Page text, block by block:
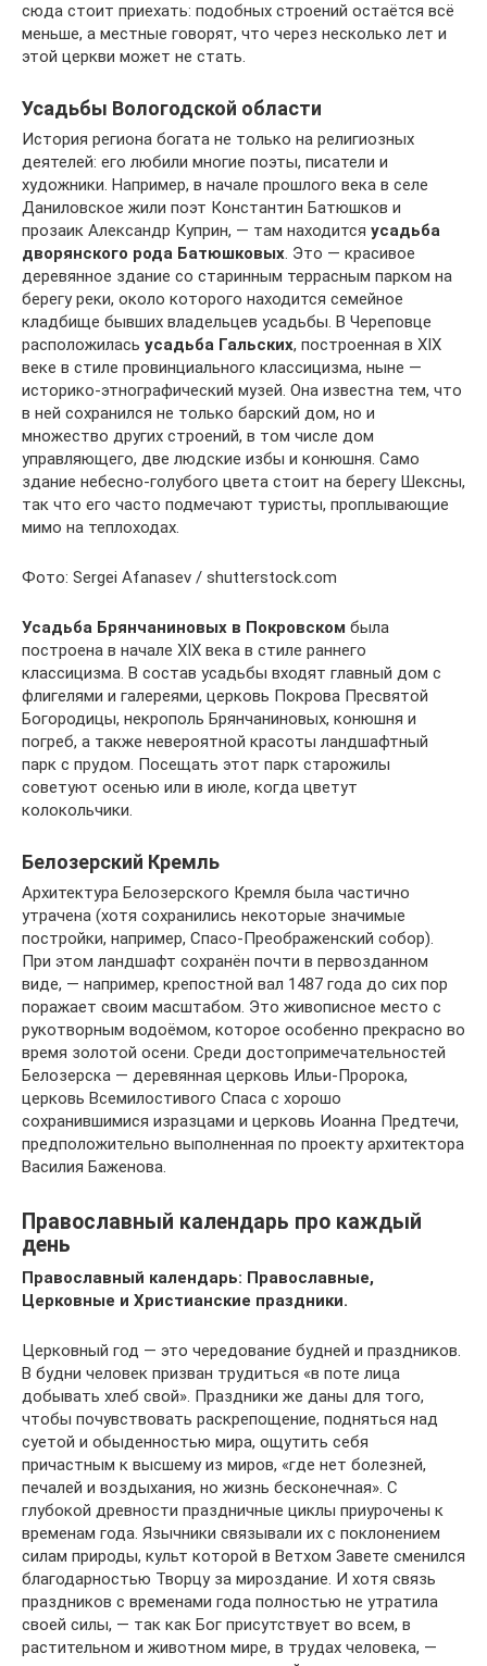
сюда стоит приехать: подобных строений остаётся всё
меньше, а местные говорят, что через несколько лет и
этой церкви может не стать.
Усадьбы Вологодской области
История региона богата не только на религиозных
деятелей: его любили многие поэты, писатели и
художники. Например, в начале прошлого века в селе
Даниловское жили поэт Константин Батюшков и
прозаик Александр Куприн, — там находится усадьба
дворянского рода Батюшковых. Это — красивое
деревянное здание со старинным террасным парком на
берегу реки, около которого находится семейное
кладбище бывших владельцев усадьбы. В Череповце
расположилась усадьба Гальских, построенная в XIX
веке в стиле провинциального классицизма, ныне —
историко-этнографический музей. Она известна тем, что
в ней сохранился не только барский дом, но и
множество других строений, в том числе дом
управляющего, две людские избы и конюшня. Само
здание небесно-голубого цвета стоит на берегу Шексны,
так что его часто подмечают туристы, проплывающие
мимо на теплоходах.
Фото: Sergei Afanasev / shutterstock.com
Усадьба Брянчаниновых в Покровском была
построена в начале XIX века в стиле раннего
классицизма. В состав усадьбы входят главный дом с
флигелями и галереями, церковь Покрова Пресвятой
Богородицы, некрополь Брянчаниновых, конюшня и
погреб, а также невероятной красоты ландшафтный
парк с прудом. Посещать этот парк старожилы
советуют осенью или в июле, когда цветут
колокольчики.
Белозерский Кремль
Архитектура Белозерского Кремля была частично
утрачена (хотя сохранились некоторые значимые
постройки, например, Спасо-Преображенский собор).
При этом ландшафт сохранён почти в первозданном
виде, — например, крепостной вал 1487 года до сих пор
поражает своим масштабом. Это живописное место с
рукотворным водоёмом, которое особенно прекрасно во
время золотой осени. Среди достопримечательностей
Белозерска — деревянная церковь Ильи-Пророка,
церковь Всемилостивого Спаса с хорошо
сохранившимися изразцами и церковь Иоанна Предтечи,
предположительно выполненная по проекту архитектора
Василия Баженова.
Православный календарь про каждый
день
Православный календарь: Православные,
Церковные и Христианские праздники.
Церковный год — это чередование будней и праздников.
В будни человек призван трудиться «в поте лица
добывать хлеб свой». Праздники же даны для того,
чтобы почувствовать раскрепощение, подняться над
суетой и обыденностью мира, ощутить себя
причастным к высшему из миров, «где нет болезней,
печалей и воздыхания, но жизнь бесконечная». С
глубокой древности праздничные циклы приурочены к
временам года. Язычники связывали их с поклонением
силам природы, культ которой в Ветхом Завете сменился
благодарностью Творцу за мироздание. И хотя связь
праздников с временами года полностью не утратила
своей силы, — так как Бог присутствует во всем, в
растительном и животном мире, в трудах человека, —